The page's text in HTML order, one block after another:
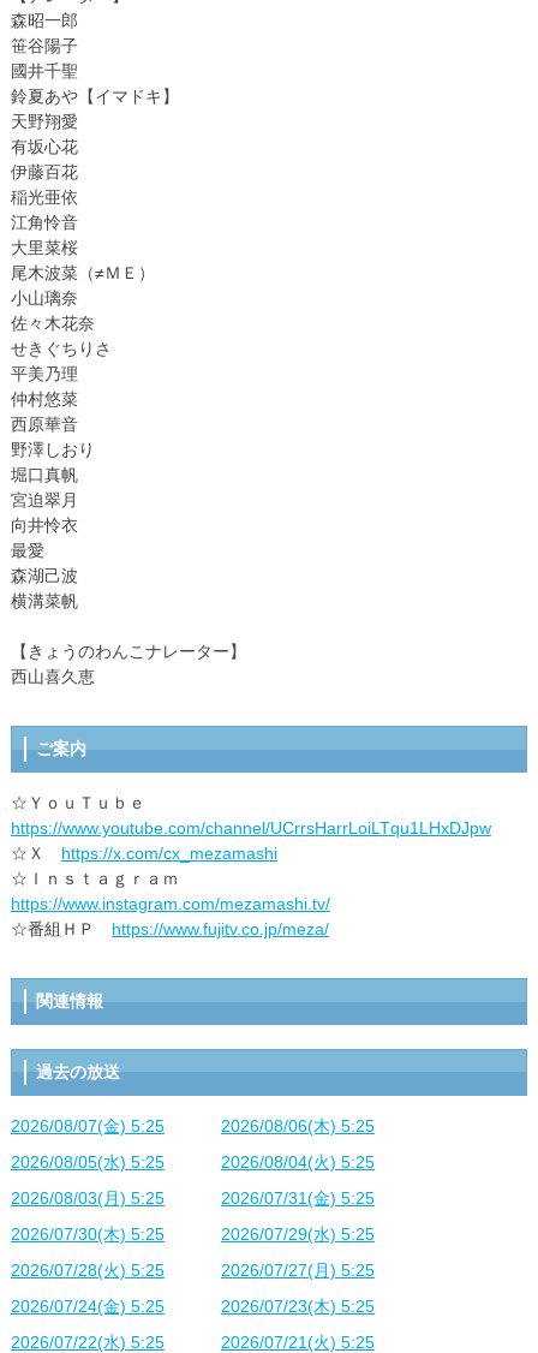
森昭一郎
笹谷陽子
國井千聖
鈴夏あや【イマドキ】
天野翔愛
有坂心花
伊藤百花
稲光亜依
江角怜音
大里菜桜
尾木波菜（≠ＭＥ）
小山璃奈
佐々木花奈
せきぐちりさ
平美乃理
仲村悠菜
西原華音
野澤しおり
堀口真帆
宮迫翠月
向井怜衣
最愛
森湖己波
横溝菜帆
【きょうのわんこナレーター】
西山喜久恵
ご案内
☆ＹｏｕＴｕｂｅ
https://www.youtube.com/channel/UCrrsHarrLoiLTqu1LHxDJpw
☆Ｘ https://x.com/cx_mezamashi
☆Ｉｎｓｔａｇｒａｍ
https://www.instagram.com/mezamashi.tv/
☆番組ＨＰ https://www.fujitv.co.jp/meza/
関連情報
過去の放送
2026/08/07(金) 5:25
2026/08/06(木) 5:25
2026/08/05(水) 5:25
2026/08/04(火) 5:25
2026/08/03(月) 5:25
2026/07/31(金) 5:25
2026/07/30(木) 5:25
2026/07/29(水) 5:25
2026/07/28(火) 5:25
2026/07/27(月) 5:25
2026/07/24(金) 5:25
2026/07/23(木) 5:25
2026/07/22(水) 5:25
2026/07/21(火) 5:25